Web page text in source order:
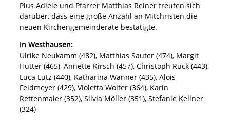
Pius Adiele und Pfarrer Matthias Reiner freuten sich
darüber, dass eine große Anzahl an Mitchristen die
neuen Kirchengemeinderäte bestätigte.
in Westhausen:
Ulrike Neukamm (482), Matthias Sauter (474), Margit
Hutter (465), Annette Kirsch (457), Christoph Ruck (443),
Luca Lutz (440), Katharina Wanner (435), Alois
Feldmeyer (429), Violetta Wolter (364), Karin
Rettenmaier (352), Silvia Möller (351), Stefanie Kellner
(324)